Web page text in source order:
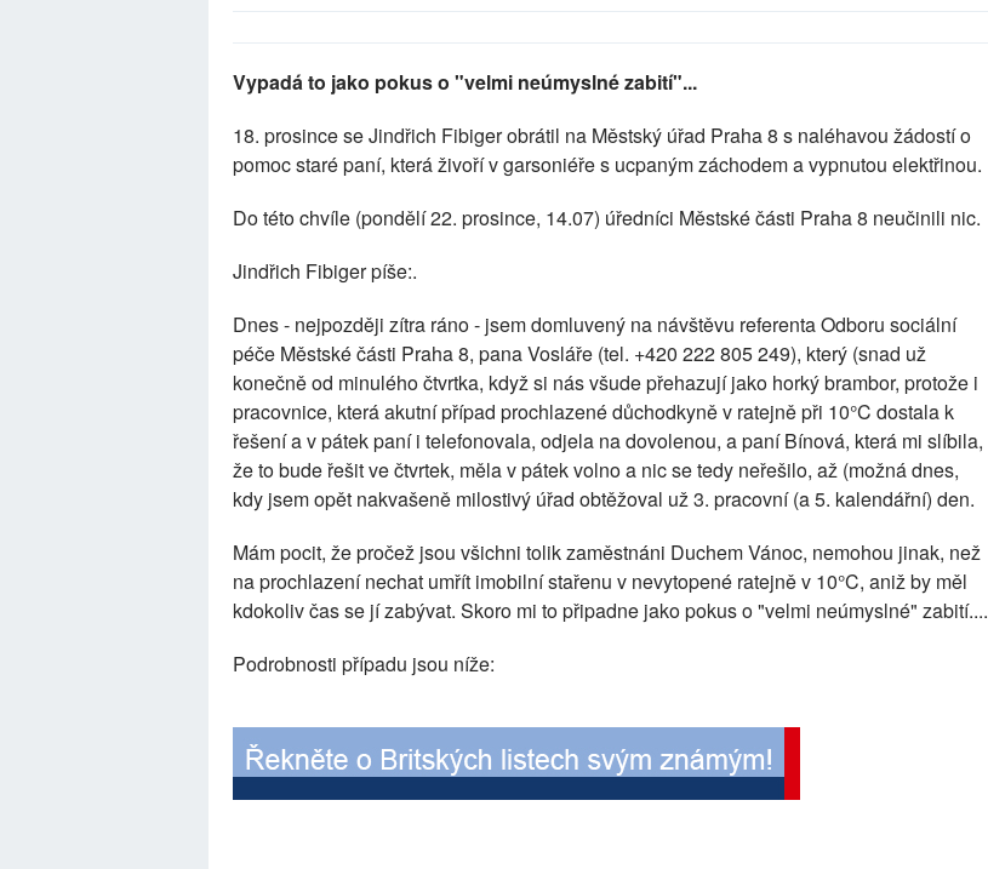
Vypadá to jako pokus o "velmi neúmyslné zabití"...
18. prosince se Jindřich Fibiger obrátil na Městský úřad Praha 8 s naléhavou žádostí o
pomoc staré paní, která živoří v garsoniéře s ucpaným záchodem a vypnutou elektřinou.
Do této chvíle (pondělí 22. prosince, 14.07) úředníci Městské části Praha 8 neučinili nic.
Jindřich Fibiger píše:.
Dnes - nejpozději zítra ráno - jsem domluvený na návštěvu referenta Odboru sociální
péče Městské části Praha 8, pana Vosláře (tel. +420 222 805 249), který (snad už
konečně od minulého čtvrtka, když si nás všude přehazují jako horký brambor, protože i
pracovnice, která akutní případ prochlazené důchodkyně v ratejně při 10°C dostala k
řešení a v pátek paní i telefonovala, odjela na dovolenou, a paní Bínová, která mi slíbila,
že to bude řešit ve čtvrtek, měla v pátek volno a nic se tedy neřešilo, až (možná dnes,
kdy jsem opět nakvašeně milostivý úřad obtěžoval už 3. pracovní (a 5. kalendářní) den.
Mám pocit, že pročež jsou všichni tolik zaměstnáni Duchem Vánoc, nemohou jinak, než
na prochlazení nechat umřít imobilní stařenu v nevytopené ratejně v 10°C, aniž by měl
kdokoliv čas se jí zabývat. Skoro mi to připadne jako pokus o "velmi neúmyslné" zabití....
Podrobnosti případu jsou níže: